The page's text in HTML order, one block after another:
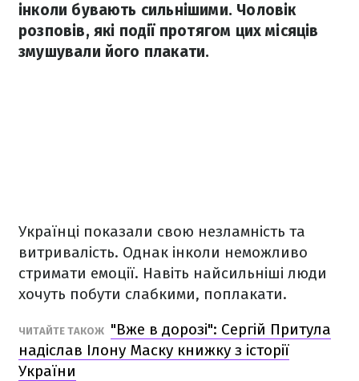
інколи бувають сильнішими. Чоловік
розповів, які події протягом цих місяців
змушували його плакати.
Українці показали свою незламність та
витривалість. Однак інколи неможливо
стримати емоції. Навіть найсильніші люди
хочуть побути слабкими, поплакати.
ЧИТАЙТЕ ТАКОЖ "Вже в дорозі": Сергій Притула
надіслав Ілону Маску книжку з історії
України